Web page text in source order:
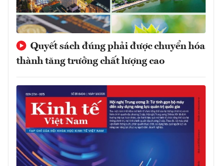
Quyết sách đúng phải được chuyển hóa
thành tăng trưởng chất lượng cao